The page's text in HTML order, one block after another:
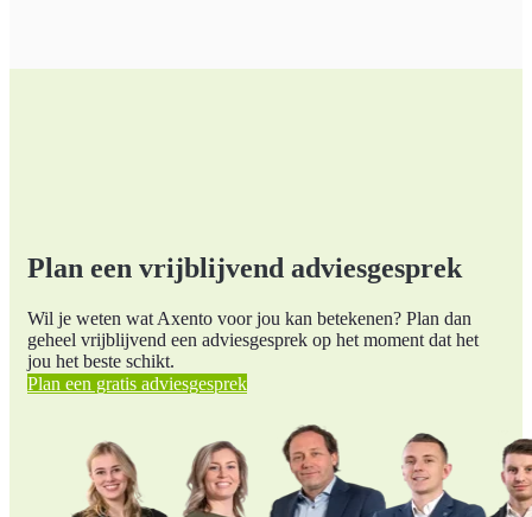
Plan een vrijblijvend adviesgesprek
Wil je weten wat Axento voor jou kan betekenen? Plan dan
geheel vrijblijvend een adviesgesprek op het moment dat het
jou het beste schikt.
Plan een gratis adviesgesprek